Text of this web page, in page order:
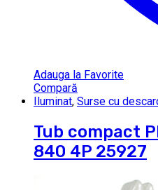
Adauga la Favorite
Compară
Iluminat, Surse cu
Tub compact
840 4P 25927